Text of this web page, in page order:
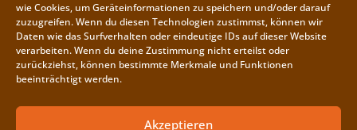
wie Cookies, um Geräteinformationen zu speichern und/oder darauf
zuzugreifen. Wenn du diesen Technologien zustimmst, können wir
Daten wie das Surfverhalten oder eindeutige IDs auf dieser Website
verarbeiten. Wenn du deine Zustimmung nicht erteilst oder
zurückziehst, können bestimmte Merkmale und Funktionen
beeinträchtigt werden.
Akzeptieren